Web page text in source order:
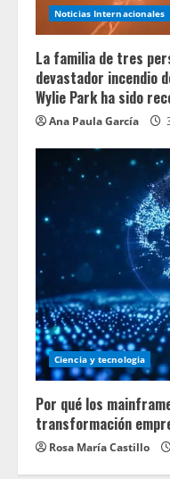
Noticias Internacionales
La familia de tres
devastador incendio
Wylie Park ha sido
Ana Paula García
Ciencia y tecnologia
Por qué los
transformación
Rosa María Castillo